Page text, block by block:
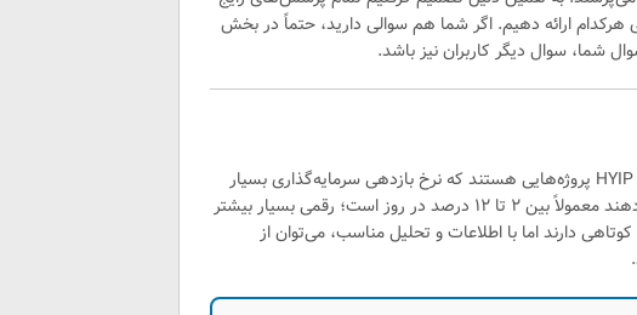
هرکدام ارائه دهیم. اگر شما هم سوالی دارید، حتماً در بخش
شما، سوال دیگر کاربران نیز باشد.
یا HYIP (High-Yield Investment Program) پروژه‌هایی هستند که نرخ بازدهی سرمایه‌گذاری بسیار
بالایی ارائه می‌دهند. سودهایی که این سایت‌ها وعده می‌دهند معمولاً بین ۲ تا ۱۲ درصد در روز است؛ رقمی بسیار بیشتر
دارند اما با اطلاعات و تحلیل مناسب، می‌توان از